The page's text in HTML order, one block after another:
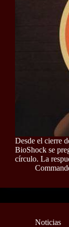
Desde el cierre
BioShock se
círculo. La
Noticias